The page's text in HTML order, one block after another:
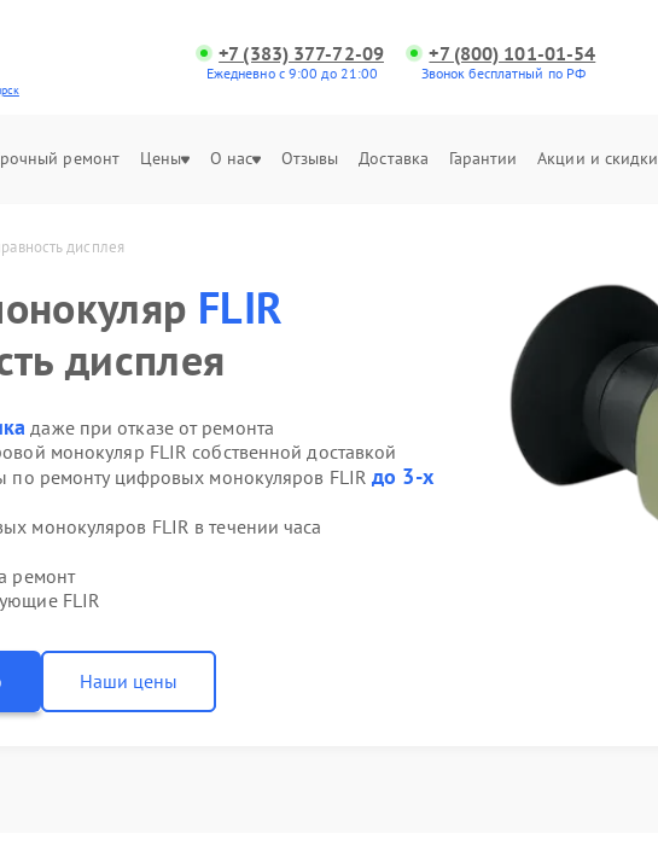
+7 (383) 377-72-09
Ежедневно с 9:00 до 21:00
+7 (800) 101-01-54
Звонок бесплатный по РФ
ремонт Цены О нас Отзывы Доставка Гарантии Акции и скидки
дисплея
FLIR
дисплея
даже при отказе от ремонта
монокуляр FLIR собственной доставкой
по ремонту цифровых монокуляров FLIRдо 3-х
монокуляров FLIR в течении часа
ремонт
FLIR
Наши цены